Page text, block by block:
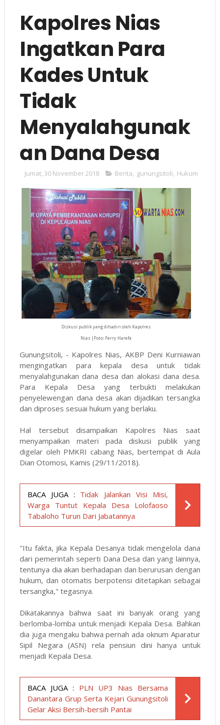
Kapolres Nias
Ingatkan Para
Kades Untuk
Tidak
Menyalahgunak
an Dana Desa
Jumat, 30 November 2018 Berita, gunungsitoli, Hukum
Diskusi publik yang dihadiri oleh Kapolres
Nias |Foto: Ferry Harefa
Gunungsitoli, - Kapolres Nias, AKBP Deni Kurniawan
mengingatkan para kepala desa untuk tidak
menyalahgunakan dana desa dan alokasi dana desa.
Para Kepala Desa yang terbukti melakukan
penyelewengan dana desa akan dijadikan tersangka
dan diproses sesuai hukum yang berlaku.
Hal tersebut disampaikan Kapolres Nias saat
menyampaikan materi pada diskusi publik yang
digelar oleh PMKRI cabang Nias, bertempat di Aula
Dian Otomosi, Kamis (29/11/2018).
BACA JUGA : Tidak Jalankan Visi Misi,
Warga Tuntut Kepala Desa Lolofaoso
Tabaloho Turun Dari Jabatannya
"Itu fakta, jika Kepala Desanya tidak mengelola dana
dari pemerintah seperti Dana Desa dan yang lainnya,
tentunya dia akan berhadapan dan berurusan dengan
hukum, dan otomatis berpotensi ditetapkan sebagai
tersangka," tegasnya.
Dikatakannya bahwa saat ini banyak orang yang
berlomba-lomba untuk menjadi Kepala Desa. Bahkan
dia juga mengaku bahwa pernah ada oknum Aparatur
Sipil Negara (ASN) rela pensiun dini hanya untuk
menjadi Kepala Desa.
BACA JUGA : PLN UP3 Nias Bersama
Danantara Grup Serta Kejari Gunungsitoli
Gelar Aksi Bersih-bersih Pantai